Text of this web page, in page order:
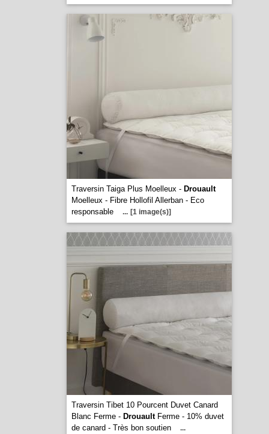
Traversin Taiga Plus Moelleux - Drouault
Moelleux - Fibre Hollofil Allerban - Eco
responsable
... [1 image(s)]
Traversin Tibet 10 Pourcent Duvet Canard
Blanc Ferme - DrouaultFerme - 10% duvet
de canard - Très bon soutien
...